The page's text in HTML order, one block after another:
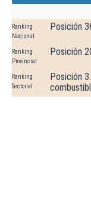
Ranking
Nacional
Posición
Ranking
Provincial
Posición
Ranking
Sectorial
Posición